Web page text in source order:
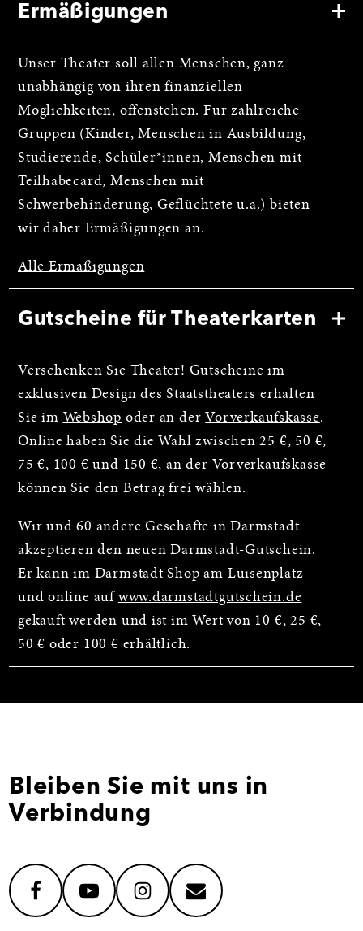
Ermäßigungen
Unser Theater soll allen Menschen, ganz
unabhängig von ihren finanziellen
Möglichkeiten, offenstehen. Für zahlreiche
Gruppen (Kinder, Menschen in Ausbildung,
Studierende, Schüler*innen, Menschen mit
Teilhabecard, Menschen mit
Schwerbehinderung, Geflüchtete u.a.) bieten
wir daher Ermäßigungen an.
Alle Ermäßigungen
Gutscheine für Theaterkarten
Verschenken Sie Theater! Gutscheine im
exklusiven Design des Staatstheaters erhalten
Sie im Webshop oder an der Vorverkaufskasse.
Online haben Sie die Wahl zwischen 25 €, 50 €,
75 €, 100 € und 150 €, an der Vorverkaufskasse
können Sie den Betrag frei wählen.
Wir und 60 andere Geschäfte in Darmstadt
akzeptieren den neuen Darmstadt-Gutschein.
Er kann im Darmstadt Shop am Luisenplatz
und online auf www.darmstadtgutschein.de
gekauft werden und ist im Wert von 10 €, 25 €,
50 € oder 100 € erhältlich.
Bleiben Sie mit uns in
Verbindung
facebookyoutubeinstagrammail